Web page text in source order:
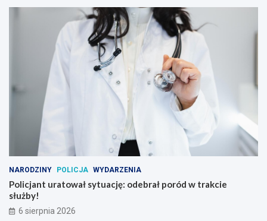
NARODZINY POLICJA WYDARZENIA
Policjant uratował sytuację: odebrał poród w trakcie
służby!
6 sierpnia 2026